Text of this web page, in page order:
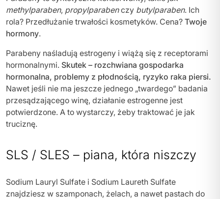
methylparaben, propylparabenczy butylparaben. Ich
rola? Przedłużanie trwałości kosmetyków. Cena? Twoje
hormony.
Parabeny naśladują estrogeny i wiążą się z receptorami
hormonalnymi. Skutek – rozchwiana gospodarka
hormonalna, problemy z płodnością, ryzyko raka piersi.
Nawet jeśli nie ma jeszcze jednego „twardego” badania
przesądzającego winę, działanie estrogenne jest
potwierdzone. A to wystarczy, żeby traktować je jak
truciznę.
SLS / SLES – piana, która niszczy
Sodium Lauryl Sulfate i Sodium Laureth Sulfate
znajdziesz w szamponach, żelach, a nawet pastach do